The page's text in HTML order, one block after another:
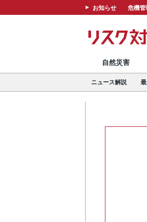
お知らせ 危機管
自然災害
ニュース解説